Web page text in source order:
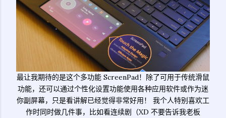
最让我期待的是这个多功能 ScreenPad！除了可用于传统滑鼠
功能，还可以通过个性化设置功能使用各种应用软件或作为迷
你副屏幕，只是看讲解已经觉得非常好用！ 我个人特别喜欢工
作时同时做几件事，比如看连续剧（XD 不要告诉我老板